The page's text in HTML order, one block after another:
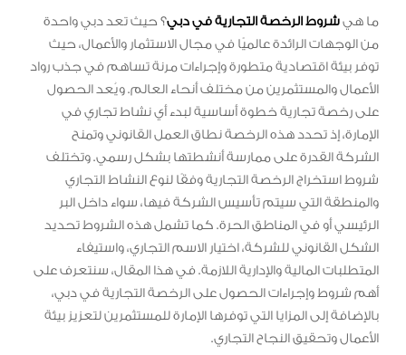
ما هيشروط الرخصة التجارية في دبي؟ حيث تعد دبي واحدة
من الوجهات الرائدة عالميًا في مجال الاستثمار والأعمال، حيث
توفر بيئة اقتصادية متطورة وإجراءات مرنة تساهم في جذب رواد
الأعمال والمستثمرين من مختلف أنحاء العالم. ويُعد الحصول
على رخصة تجارية خطوة أساسية لبدء أي نشاط تجاري في
الإمارة، إذ تحدد هذه الرخصة نطاق العمل القانوني وتمنح
الشركة القدرة على ممارسة أنشطتها بشكل رسمي. وتختلف
شروط استخراج الرخصة التجارية وفقًا لنوع النشاط التجاري
والمنطقة التي سيتم تأسيس الشركة فيها، سواء داخل البر
الرئيسي أو في المناطق الحرة. كما تشمل هذه الشروط تحديد
الشكل القانوني للشركة، اختيار الاسم التجاري، واستيفاء
المتطلبات المالية والإدارية اللازمة. في هذا المقال، سنتعرف على
أهم شروط وإجراءات الحصول على الرخصة التجارية في دبي،
بالإضافة إلى المزايا التي توفرها الإمارة للمستثمرين لتعزيز بيئة
الأعمال وتحقيق النجاح التجاري.